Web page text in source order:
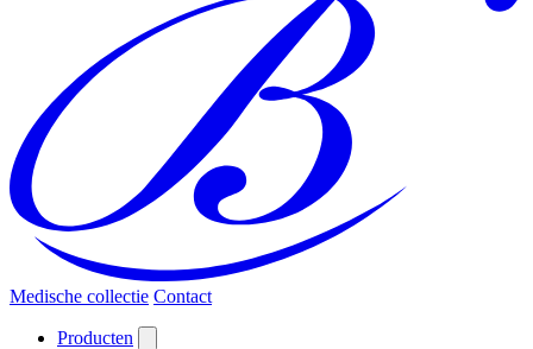
Medische collectie Contact
Producten